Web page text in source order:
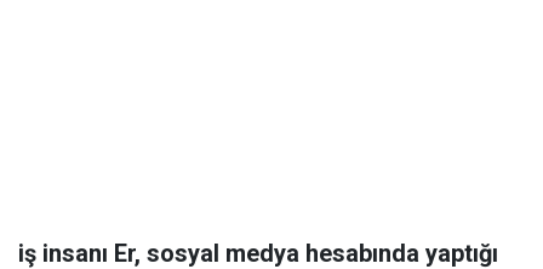
iş insanı Er, sosyal medya hesabında yaptığı